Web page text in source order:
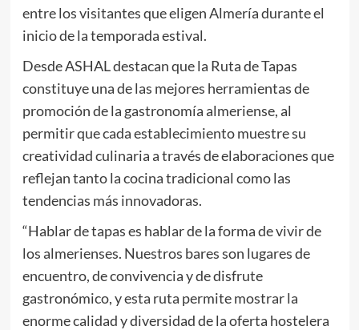
entre los visitantes que eligen Almería durante el
inicio de la temporada estival.
Desde ASHAL destacan que la Ruta de Tapas
constituye una de las mejores herramientas de
promoción de la gastronomía almeriense, al
permitir que cada establecimiento muestre su
creatividad culinaria a través de elaboraciones que
reflejan tanto la cocina tradicional como las
tendencias más innovadoras.
“Hablar de tapas es hablar de la forma de vivir de
los almerienses. Nuestros bares son lugares de
encuentro, de convivencia y de disfrute
gastronómico, y esta ruta permite mostrar la
enorme calidad y diversidad de la oferta hostelera